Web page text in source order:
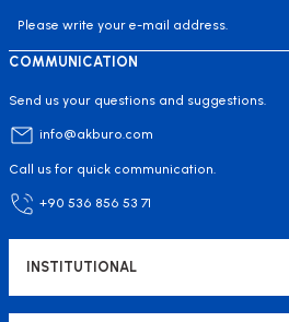
COMMUNICATION
Send us your questions and suggestions.
info@akburo.com
Call us for quick communication.
+90 536 856 53 71
INSTITUTIONAL